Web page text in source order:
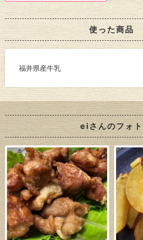
使った商品
福井県産牛乳
eiさんのフォト